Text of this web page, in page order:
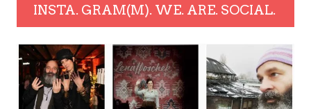
INSTA. GRAM(M). WE. ARE. SOCIAL.